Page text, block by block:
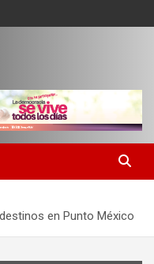
en Punto México